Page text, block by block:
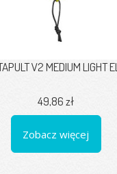
V2 MEDIUM LIGHT
49,86 zł
Zobacz więcej